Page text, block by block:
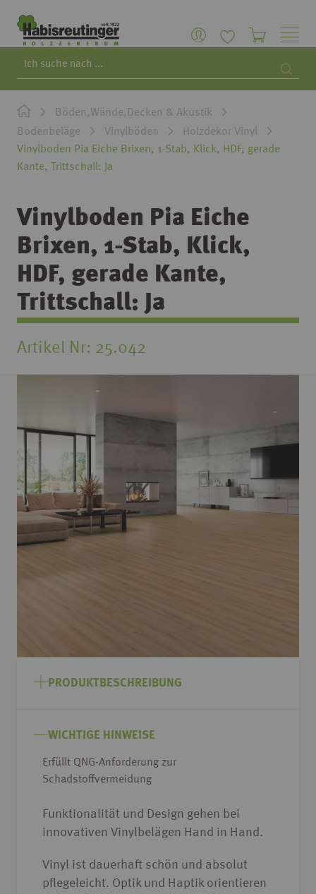
Böden,Wände,Decken & Akustik
Bodenbeläge
Vinylböden
Holzdekor Vinyl
Vinylboden Pia Eiche Brixen, 1-Stab, Klick, HDF, gerade
Kante, Trittschall: Ja
Vinylboden Pia Eiche
Brixen, 1-Stab, Klick,
HDF, gerade Kante,
Trittschall: Ja
Artikel Nr 25.042
Bildgalerie
springen
Anfang
springen
PRODUKTBESCHREIBUNG
WICHTIGE HINWEISE
Erfüllt QNG-Anforderung zur
Schadstoffvermeidung
Funktionalität und Design gehen bei
innovativen Vinylbelägen Hand in Hand.
Vinyl ist dauerhaft schön und absolut
pflegeleicht. Optik und Haptik orientieren